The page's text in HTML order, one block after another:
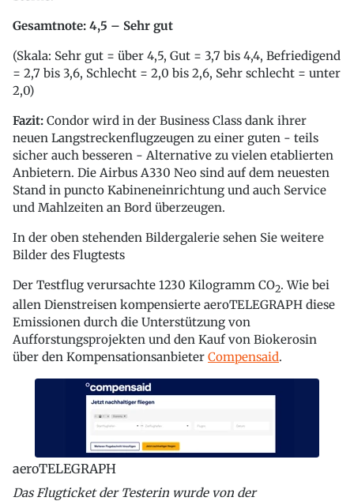
Gesamtnote: 4,5 – Sehr gut
(Skala: Sehr gut = über 4,5, Gut = 3,7 bis 4,4, Befriedigend
= 2,7 bis 3,6, Schlecht = 2,0 bis 2,6, Sehr schlecht = unter
2,0)
Fazit: Condor wird in der Business Class dank ihrer
neuen Langstreckenflugzeugen zu einer guten - teils
sicher auch besseren - Alternative zu vielen etablierten
Anbietern. Die Airbus A330 Neo sind auf dem neuesten
Stand in puncto Kabineneinrichtung und auch Service
und Mahlzeiten an Bord überzeugen.
In der oben stehenden Bildergalerie sehen Sie weitere
Bilder des Flugtests
Der Testflug verursachte 1230 Kilogramm CO2. Wie bei
allen Dienstreisen kompensierte aeroTELEGRAPH diese
Emissionen durch die Unterstützung von
Aufforstungsprojekten und den Kauf von Biokerosin
über den Kompensationsanbieter Compensaid.
aeroTELEGRAPH
Das Flugticket der Testerin wurde von der